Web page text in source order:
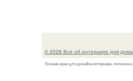
© 2026 Всё об интерьере для
Лучшие идеи для дизайна интерьера, полезные